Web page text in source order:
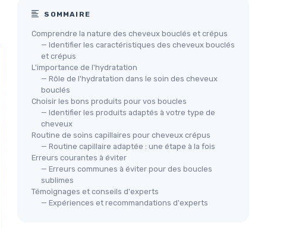
SOMMAIRE
Comprendre la nature des cheveux bouclés et crépus
— Identifier les caractéristiques des cheveux bouclés
et crépus
L'importance de l'hydratation
— Rôle de l'hydratation dans le soin des cheveux
bouclés
Choisir les bons produits pour vos boucles
— Identifier les produits adaptés à votre type de
cheveux
Routine de soins capillaires pour cheveux crépus
— Routine capillaire adaptée : une étape à la fois
Erreurs courantes à éviter
— Erreurs communes à éviter pour des boucles
sublimes
Témoignages et conseils d'experts
— Expériences et recommandations d'experts